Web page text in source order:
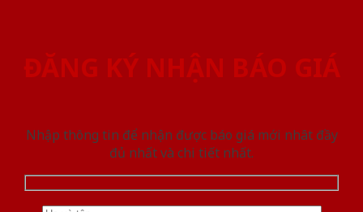
ĐĂNG KÝ NHẬN BÁO GIÁ
Nhập thông tin để nhận được báo giá mới nhât đầy
đủ nhất và chi tiết nhất.